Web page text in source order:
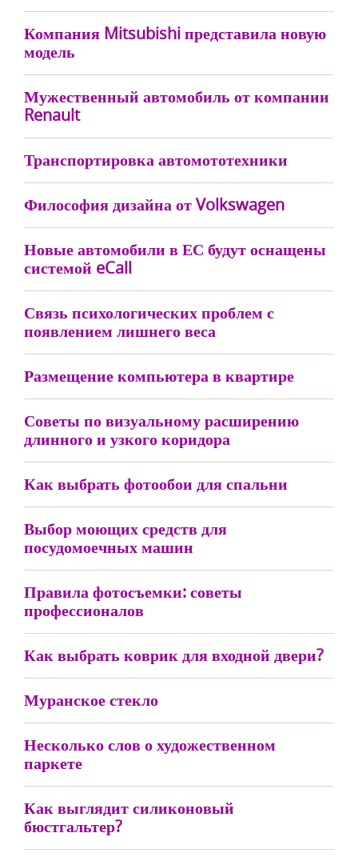
Компания Mitsubishi представила новую
модель
Мужественный автомобиль от компании
Renault
Транспортировка автомототехники
Философия дизайна от Volkswagen
Новые автомобили в ЕС будут оснащены
системой eCall
Связь психологических проблем с
появлением лишнего веса
Размещение компьютера в квартире
Советы по визуальному расширению
длинного и узкого коридора
Как выбрать фотообои для спальни
Выбор моющих средств для
посудомоечных машин
Правила фотосъемки: советы
профессионалов
Как выбрать коврик для входной двери?
Муранское стекло
Несколько слов о художественном
паркете
Как выглядит силиконовый
бюстгальтер?